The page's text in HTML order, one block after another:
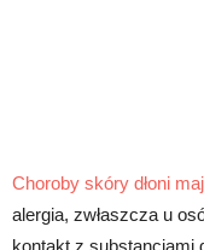
Choroby skóry dłoni
alergia, zwłaszcza u
kontakt z substancjami